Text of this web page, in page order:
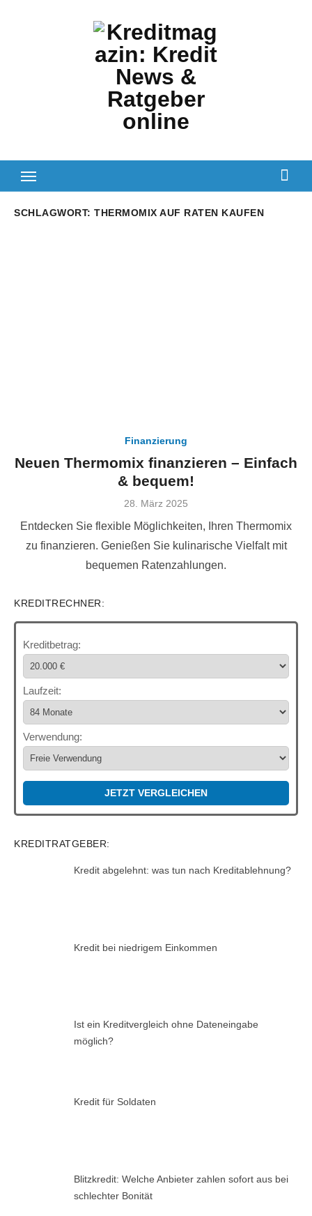
SCHLAGWORT: THERMOMIX AUF RATEN KAUFEN
Finanzierung
Neuen Thermomix finanzieren – Einfach
& bequem!
Veröffentlicht
28. März 2025
Entdecken Sie flexible Möglichkeiten, Ihren Thermomix
zu finanzieren. Genießen Sie kulinarische Vielfalt mit
bequemen Ratenzahlungen.
KREDITRECHNER:
Kreditbetrag:
Laufzeit:
Verwendung:
JETZT VERGLEICHEN
KREDITRATGEBER:
Kredit abgelehnt: was tun nach Kreditablehnung?
Kredit bei niedrigem Einkommen
Ist ein Kreditvergleich ohne Dateneingabe
möglich?
Kredit für Soldaten
Blitzkredit: Welche Anbieter zahlen sofort aus bei
schlechter Bonität